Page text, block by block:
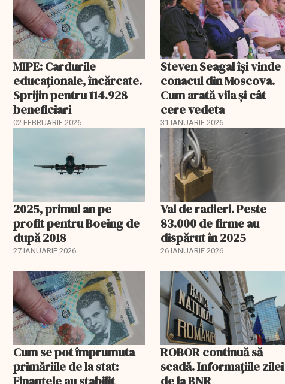
MIPE: Cardurile
educaţionale, încărcate.
Sprijin pentru 114.928
beneficiari
02 FEBRUARIE 2026
Steven Seagal își vinde
conacul din Moscova.
Cum arată vila și cât
cere vedeta
31 IANUARIE 2026
2025, primul an pe
profit pentru Boeing de
după 2018
27 IANUARIE 2026
Val de radieri. Peste
83.000 de firme au
dispărut în 2025
26 IANUARIE 2026
Cum se pot împrumuta
primăriile de la stat:
ROBOR continuă să
scadă. Informaţiile zilei